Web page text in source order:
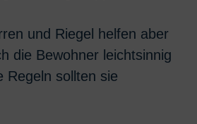
und Riegel helfen aber
die Bewohner leichtsinnig
Regeln sollten sie